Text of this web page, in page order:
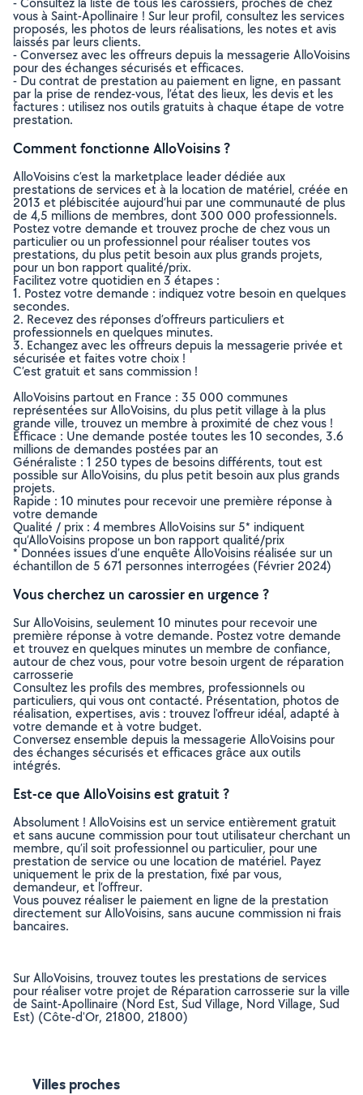
vous à Saint-Apollinaire ! Sur leur profil, consultez les services
proposés, les photos de leurs réalisations, les notes et avis
laissés par leurs clients.
- Conversez avec les offreurs depuis la messagerie AlloVoisins
pour des échanges sécurisés et efficaces.
- Du contrat de prestation au paiement en ligne, en passant
par la prise de rendez-vous, l’état des lieux, les devis et les
factures : utilisez nos outils gratuits à chaque étape de votre
prestation.
Comment fonctionne AlloVoisins ?
AlloVoisins c’est la marketplace leader dédiée aux
prestations de services et à la location de matériel, créée en
2013 et plébiscitée aujourd’hui par une communauté de plus
de 4,5 millions de membres, dont 300 000 professionnels.
Postez votre demande et trouvez proche de chez vous un
particulier ou un professionnel pour réaliser toutes vos
prestations, du plus petit besoin aux plus grands projets,
pour un bon rapport qualité/prix.
Facilitez votre quotidien en 3 étapes :
1. Postez votre demande : indiquez votre besoin en quelques
secondes.
2. Recevez des réponses d’offreurs particuliers et
professionnels en quelques minutes.
3. Echangez avec les offreurs depuis la messagerie privée et
sécurisée et faites votre choix !
C’est gratuit et sans commission !
AlloVoisins partout en France : 35 000 communes
représentées sur AlloVoisins, du plus petit village à la plus
grande ville, trouvez un membre à proximité de chez vous !
Efficace : Une demande postée toutes les 10 secondes, 3.6
millions de demandes postées par an
Généraliste : 1 250 types de besoins différents, tout est
possible sur AlloVoisins, du plus petit besoin aux plus grands
projets.
Rapide : 10 minutes pour recevoir une première réponse à
votre demande
Qualité / prix : 4 membres AlloVoisins sur 5* indiquent
qu’AlloVoisins propose un bon rapport qualité/prix
* Données issues d’une enquête AlloVoisins réalisée sur un
échantillon de 5 671 personnes interrogées (Février 2024)
Vous cherchez un carossier en urgence ?
Sur AlloVoisins, seulement 10 minutes pour recevoir une
première réponse à votre demande. Postez votre demande
et trouvez en quelques minutes un membre de confiance,
autour de chez vous, pour votre besoin urgent de réparation
carrosserie
Consultez les profils des membres, professionnels ou
particuliers, qui vous ont contacté. Présentation, photos de
réalisation, expertises, avis : trouvez l'offreur idéal, adapté à
votre demande et à votre budget.
Conversez ensemble depuis la messagerie AlloVoisins pour
des échanges sécurisés et efficaces grâce aux outils
intégrés.
Est-ce que AlloVoisins est gratuit ?
Absolument ! AlloVoisins est un service entièrement gratuit
et sans aucune commission pour tout utilisateur cherchant un
membre, qu’il soit professionnel ou particulier, pour une
prestation de service ou une location de matériel. Payez
uniquement le prix de la prestation, fixé par vous,
demandeur, et l’offreur.
Vous pouvez réaliser le paiement en ligne de la prestation
directement sur AlloVoisins, sans aucune commission ni frais
bancaires.
Sur AlloVoisins, trouvez toutes les prestations de services
pour réaliser votre projet de Réparation carrosserie sur la ville
de Saint-Apollinaire (Nord Est, Sud Village, Nord Village, Sud
Est) (Côte-d'Or, 21800, 21800)
Villes proches